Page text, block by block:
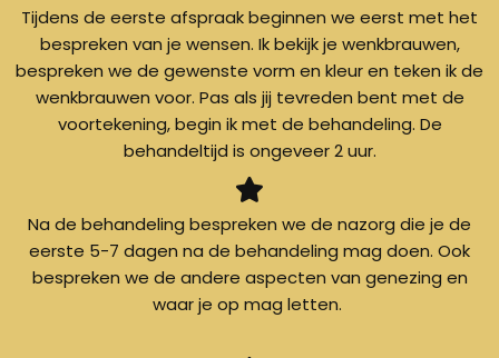
Tijdens de eerste afspraak beginnen we eerst met het
bespreken van je wensen. Ik bekijk je wenkbrauwen,
bespreken we de gewenste vorm en kleur en teken ik de
wenkbrauwen voor. Pas als jij tevreden bent met de
voortekening, begin ik met de behandeling. De
behandeltijd is ongeveer 2 uur.
Na de behandeling bespreken we de nazorg die je de
eerste 5-7 dagen na de behandeling mag doen. Ook
bespreken we de andere aspecten van genezing en
waar je op mag letten.